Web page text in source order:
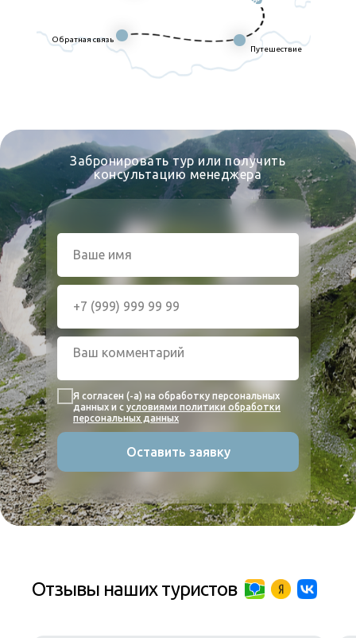
Путешествие
Обратная связь
Забронировать тур или получить
консультацию менеджера
Я согласен (-а) на обработку персональных
данных и с условиями политики обработки
персональных данных
Оставить заявку
Отзывы наших туристов